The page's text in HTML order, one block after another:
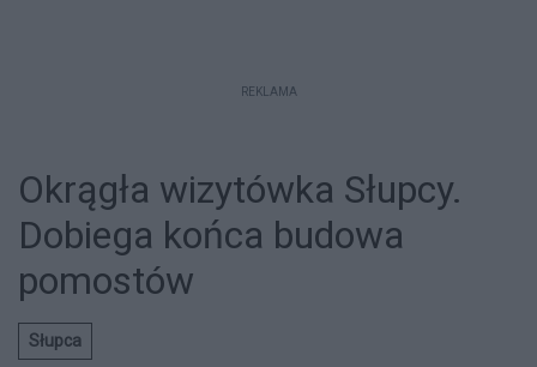
REKLAMA
Okrągła wizytówka Słupcy.
Dobiega końca budowa
pomostów
Słupca